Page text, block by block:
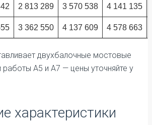
2 813 289 3 570 538 4 141 135
3 362 550 4 137 609 4 578 663
двухбалочные мостовые
А5 и А7 — цены уточняйте у
характеристики